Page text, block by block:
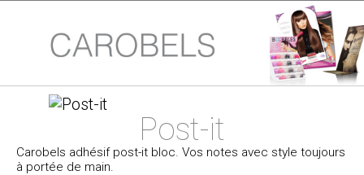
Post-it
Carobels adhésif post-it bloc. Vos notes avec style toujours
à portée de main.